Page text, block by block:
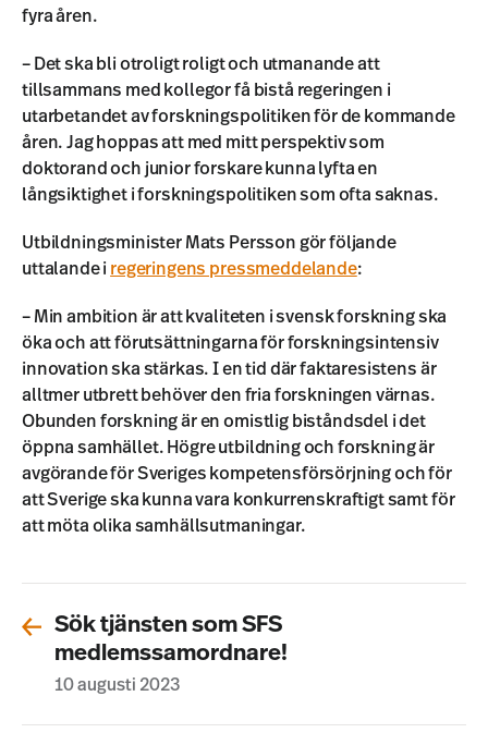
fyra åren.
– Det ska bli otroligt roligt och utmanande att
tillsammans med kollegor få bistå regeringen i
utarbetandet av forskningspolitiken för de kommande
åren. Jag hoppas att med mitt perspektiv som
doktorand och junior forskare kunna lyfta en
långsiktighet i forskningspolitiken som ofta saknas.
Utbildningsminister Mats Persson gör följande
uttalande i regeringens pressmeddelande:
– Min ambition är att kvaliteten i svensk forskning ska
öka och att förutsättningarna för forskningsintensiv
innovation ska stärkas. I en tid där faktaresistens är
alltmer utbrett behöver den fria forskningen värnas.
Obunden forskning är en omistlig biståndsdel i det
öppna samhället. Högre utbildning och forskning är
avgörande för Sveriges kompetensförsörjning och för
att Sverige ska kunna vara konkurrenskraftigt samt för
att möta olika samhällsutmaningar.
Sök tjänsten som SFS
medlemssamordnare!
10 augusti 2023